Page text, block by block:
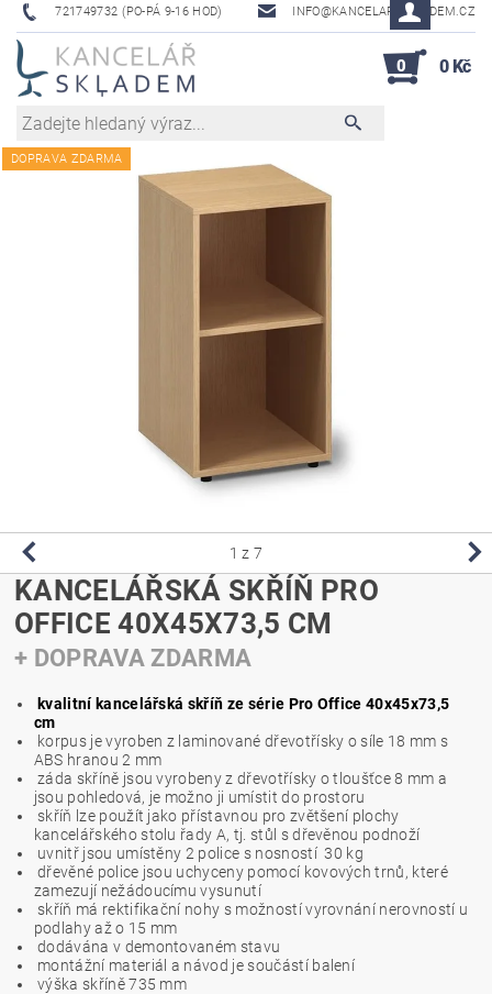
721749732 (PO-PÁ 9-16 HOD) INFO@KANCELAR-SKLADEM.CZ
0 0 Kč
DOPRAVA ZDARMA
1 z 7
KANCELÁŘSKÁ SKŘÍŇ PRO
OFFICE 40X45X73,5 CM
+ DOPRAVA ZDARMA
kvalitní kancelářská skříň ze série Pro Office 40x45x73,5
cm
korpus je vyroben z laminované dřevotřísky o síle 18 mm s
ABS hranou 2 mm
záda skříně jsou vyrobeny z dřevotřísky o tloušťce 8 mm a
jsou pohledová, je možno ji umístit do prostoru
skříň lze použít jako přístavnou pro zvětšení plochy
kancelářského stolu řady A, tj. stůl s dřevěnou podnoží
uvnitř jsou umístěny 2 police s nosností 30 kg
dřevěné police jsou uchyceny pomocí kovových trnů, které
zamezují nežádoucímu vysunutí
skříň má rektifikační nohy s možností vyrovnání nerovností u
podlahy až o 15 mm
dodávána v demontovaném stavu
montážní materiál a návod je součástí balení
výška skříně 735 mm